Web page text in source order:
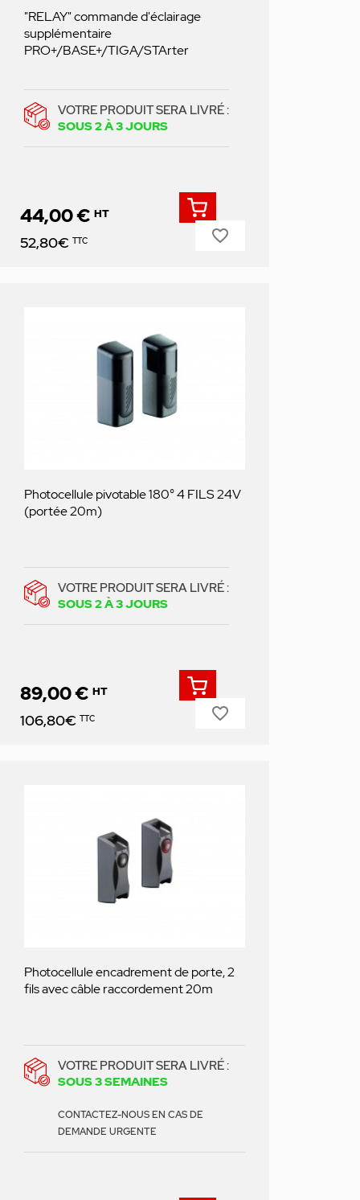
"RELAY" commande d'éclairage
supplémentaire
PRO+/BASE+/TIGA/STArter
VOTRE PRODUIT SERA LIVRÉ :
SOUS 2 À 3 JOURS
Prix
44,00 € HT
52,80€ TTC favorite_border
Photocellule pivotable 180° 4 FILS 24V
(portée 20m)
VOTRE PRODUIT SERA LIVRÉ :
SOUS 2 À 3 JOURS
Prix
89,00 € HT
106,80€ TTC favorite_border
Photocellule encadrement de porte, 2
fils avec câble raccordement 20m
VOTRE PRODUIT SERA LIVRÉ :
SOUS 3 SEMAINES
CONTACTEZ-NOUS EN CAS DE
DEMANDE URGENTE